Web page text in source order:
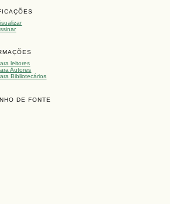
leitores
Autores
Bibliotecários
DE FONTE